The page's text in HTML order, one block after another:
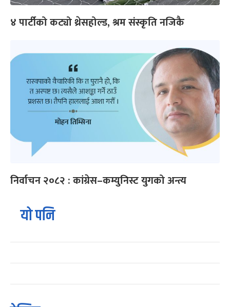
४ पार्टीको कट्यो थ्रेसहोल्ड, श्रम संस्कृति नजिकै
निर्वाचन २०८२ : कांग्रेस–कम्युनिस्ट युगको अन्त्य
यो पनि